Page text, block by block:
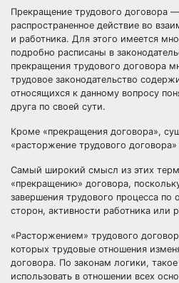
Прекращение трудового договора
распространенное действие во
и работника. Для этого имеется
подробно расписаны в
прекращения трудового договора
трудовое законодательство
относящихся к данному вопросу
друга по своей сути.
Кроме «прекращения договора»,
«расторжение трудового
Самый широкий смысл из этих
«прекращению» договора,
завершения трудового процесса
сторон, активности работника или
«Расторжением» трудового
которых трудовые отношения
договора. По законам логики,
использовать в отношении всех